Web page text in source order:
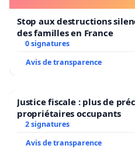
Stop aux destructions
des familles en France
0 signatures
Avis de transparence
Justice fiscale : plus de
propriétaires occupants
2 signatures
Avis de transparence